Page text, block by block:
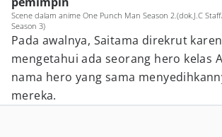
Scene dalam anime One Punch Man Season 2.(dok.J.C
Season 3)
Pada awalnya, Saitama direkrut
mengetahui ada seorang hero kelas
nama hero yang sama
mereka.